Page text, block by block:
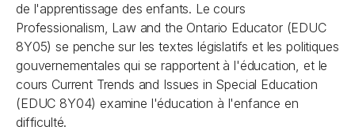
de l'apprentissage des enfants. Le cours
Professionalism, Law and the Ontario Educator (EDUC
8Y05) se penche sur les textes législatifs et les politiques
gouvernementales qui se rapportent à l'éducation, et le
cours Current Trends and Issues in Special Education
(EDUC 8Y04) examine l'éducation à l'enfance en
difficulté.